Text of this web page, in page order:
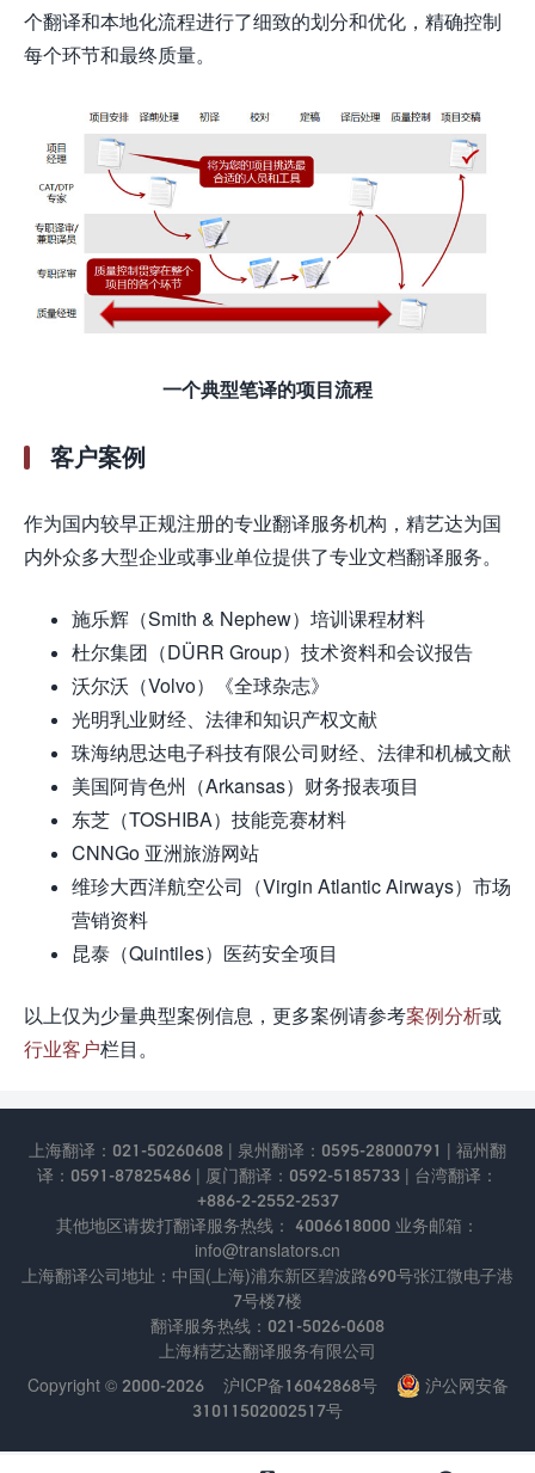
个翻译和本地化流程进行了细致的划分和优化，精确控制
每个环节和最终质量。
一个典型笔译的项目流程
客户案例
作为国内较早正规注册的专业翻译服务机构，精艺达为国
内外众多大型企业或事业单位提供了专业文档翻译服务。
施乐辉（Smith & Nephew）培训课程材料
杜尔集团（DÜRR Group）技术资料和会议报告
沃尔沃（Volvo）《全球杂志》
光明乳业财经、法律和知识产权文献
珠海纳思达电子科技有限公司财经、法律和机械文献
美国阿肯色州（Arkansas）财务报表项目
东芝（TOSHIBA）技能竞赛材料
CNNGo 亚洲旅游网站
维珍大西洋航空公司（Virgin Atlantic Airways）市场
营销资料
昆泰（Quintiles）医药安全项目
以上仅为少量典型案例信息，更多案例请参考案例分析或
行业客户栏目。
上海翻译：021-50260608 | 泉州翻译：0595-28000791 | 福州翻
译：0591-87825486 | 厦门翻译：0592-5185733 | 台湾翻译：
+886-2-2552-2537
其他地区请拨打翻译服务热线： 4006618000 业务邮箱：
info@translators.cn
上海翻译公司地址：中国(上海)浦东新区碧波路690号张江微电⼦港
7号楼7楼
翻译服务热线：021-5026-0608
上海精艺达翻译服务有限公司
Copyright © 2000-2026
沪ICP备16042868号
沪公网安备
31011502002517号